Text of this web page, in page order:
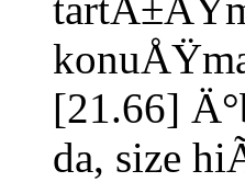
[21.66]
da, size